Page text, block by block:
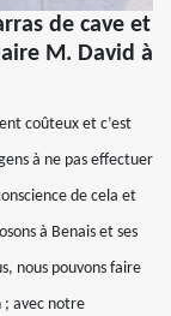
de cave et
M. David à
coûteux et c’est
à ne pas effectuer
de cela et
à Benais et ses
nous pouvons faire
avec notre